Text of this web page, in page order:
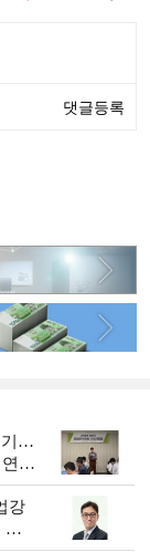
기…
수
강
신